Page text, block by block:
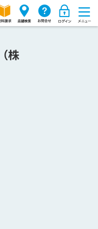
株